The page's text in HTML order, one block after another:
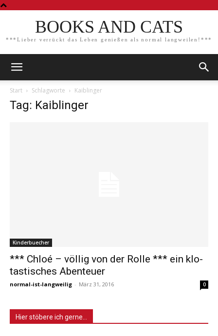
BOOKS AND CATS
***Lieber verrückt das Leben genießen als normal langweilen!***
Start Schlagworte Kaiblinger
Tag: Kaiblinger
Kinderbuecher
*** Chloé – völlig von der Rolle *** ein klo-
tastisches Abenteuer
normal-ist-langweilig - März 31, 2016 0
Hier stöbere ich gerne…